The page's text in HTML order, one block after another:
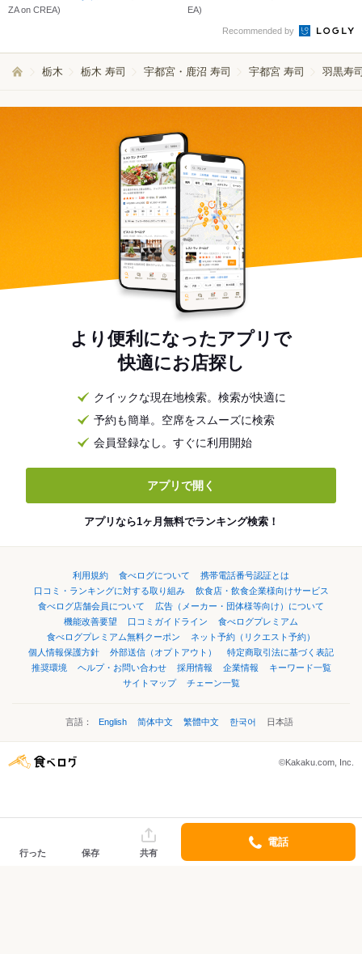
ZA on CREA)
EA)
Recommended by
栃木 栃木 寿司 宇都宮・鹿沼 寿司 宇都宮 寿司 羽黒寿
より便利になったアプリで
快適にお店探し
クイックな現在地検索。検索が快適に
予約も簡単。空席をスムーズに検索
会員登録なし。すぐに利用開始
アプリで開く
アプリなら1ヶ月無料でランキング検索！
利用規約 食べログについて
携帯電話番号認証とは
口コミ・ランキングに対する取り組み
飲食店・飲食企業様向けサービス
食べログ店舗会員について
広告（メーカー・団体様等向け）について
機能改善要望
口コミガイドライン
食べログプレミアム
食べログプレミアム無料クーポン
ネット予約（リクエスト予約）
個人情報保護方針
外部送信（オプトアウト）
特定商取引法に基づく表記
推奨環境
ヘルプ・お問い合わせ 採用情報 企業情報
キーワード一覧
サイトマップ
チェーン一覧
言語： English 简体中文 繁體中文 한국어 日本語
©Kakaku.com, Inc.
行った 保存 共有
電話